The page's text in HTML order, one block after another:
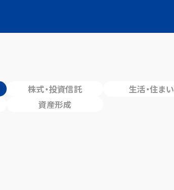
株式・投資信託 生活・住まい
資産形成